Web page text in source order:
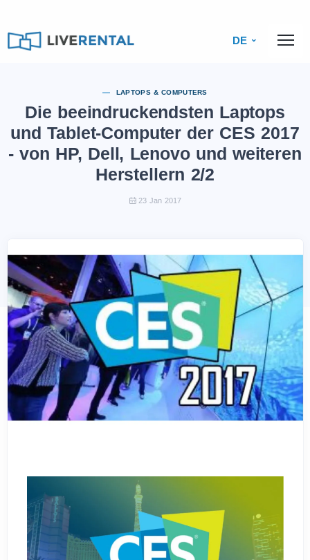
DE
LAPTOPS & COMPUTERS
Die beeindruckendsten Laptops
und Tablet-Computer der CES 2017
- von HP, Dell, Lenovo und weiteren
Herstellern 2/2
23 Jan 2017